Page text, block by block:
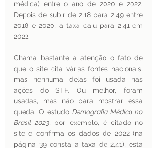
médica) entre o ano de 2020 e 2022.
Depois de subir de 2,18 para 2,49 entre
2018 e 2020, a taxa caiu para 2,41 em
2022.
Chama bastante a atenção o fato de
que o site cita várias fontes nacionais,
mas nenhuma delas foi usada nas
ações do STF. Ou melhor, foram
usadas, mas não para mostrar essa
queda. O estudo Demografia Médica no
Brasil 2023, por exemplo, é citado no
site e confirma os dados de 2022 (na
página 39 consta a taxa de 2,41), esta